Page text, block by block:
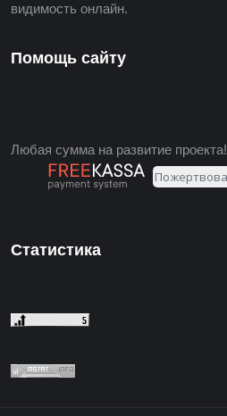
видимость онлайн.
Помощь сайту
Любая сумма на развитие проекта!
Статистика